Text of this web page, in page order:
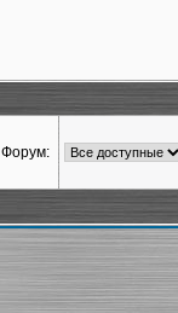
Форум: